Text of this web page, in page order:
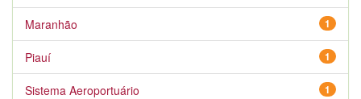
1
Maranhão
1
Piauí
1
Sistema Aeroportuário